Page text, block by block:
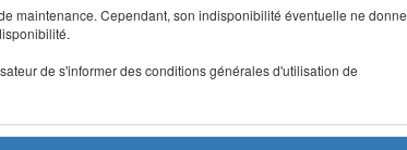
maintenance. Cependant, son indisponibilité éventuelle ne donne
de s'informer des conditions générales d'utilisation de